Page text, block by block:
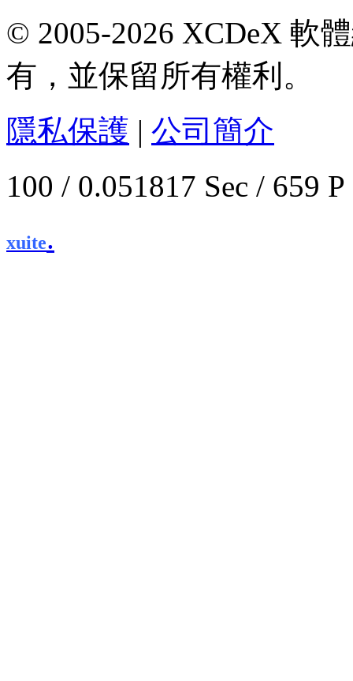
© 2005-2026 XCDeX 軟
有，並保留所有權利。
隱私保護 | 公司簡介
100 / 0.051817 Sec / 659
xuite.